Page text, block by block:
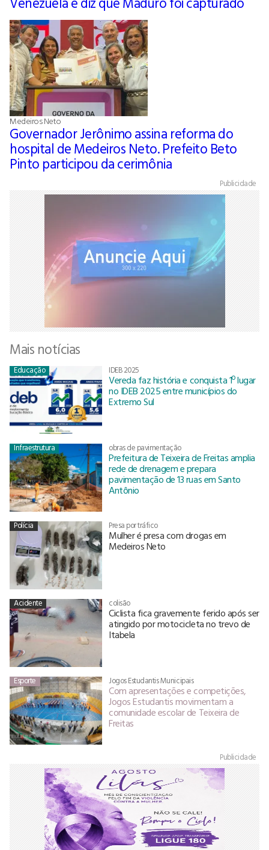
Medeiros Neto
Governador Jerônimo assina reforma do
hospital de Medeiros Neto. Prefeito Beto
Pinto participou da cerimônia
Publicidade
Mais notícias
Educação IDEB 2025
Vereda faz história e conquista 1º lugar
no IDEB 2025 entre municípios do
Extremo Sul
Infraestrutura obras de pavimentação
Prefeitura de Teixeira de Freitas amplia
rede de drenagem e prepara
pavimentação de 13 ruas em Santo
Antônio
Polícia Presa por tráfico
Mulher é presa com drogas em
Medeiros Neto
Acidente colisão
Ciclista fica gravemente ferido após ser
atingido por motocicleta no trevo de
Itabela
Esporte Jogos Estudantis Municipais
Com apresentações e competições,
Jogos Estudantis movimentam a
comunidade escolar de Teixeira de
Freitas
Publicidade